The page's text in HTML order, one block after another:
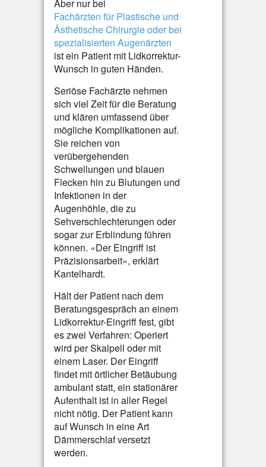
Aber nur bei
Fachärzten für Plastische und
Ästhetische Chirurgie oder bei
spezialisierten Augenärzten
ist ein Patient mit Lidkorrektur-
Wunsch in guten Händen.
Seriöse Fachärzte nehmen
sich viel Zeit für die Beratung
und klären umfassend über
mögliche Komplikationen auf.
Sie reichen von
verübergehenden
Schwellungen und blauen
Flecken hin zu Blutungen und
Infektionen in der
Augenhöhle, die zu
Sehverschlechterungen oder
sogar zur Erblindung führen
können. «Der Eingriff ist
Präzisionsarbeit», erklärt
Kantelhardt.
Hält der Patient nach dem
Beratungsgespräch an einem
Lidkorrektur-Eingriff fest, gibt
es zwei Verfahren: Operiert
wird per Skalpell oder mit
einem Laser. Der Eingriff
findet mit örtlicher Betäubung
ambulant statt, ein stationärer
Aufenthalt ist in aller Regel
nicht nötig. Der Patient kann
auf Wunsch in eine Art
Dämmerschlaf versetzt
werden.